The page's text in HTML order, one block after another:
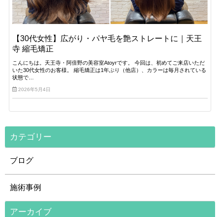
【30代女性】広がり・パヤ毛を艶ストレートに｜天王
寺 縮毛矯正
こんにちは。天王寺・阿倍野の美容室Atoyrです。 今回は、初めてご来店いただ
いた30代女性のお客様。 縮毛矯正は1年ぶり（他店）、カラーは毎月されている
状態で…
2026年5月4日
カテゴリー
ブログ
施術事例
アーカイブ